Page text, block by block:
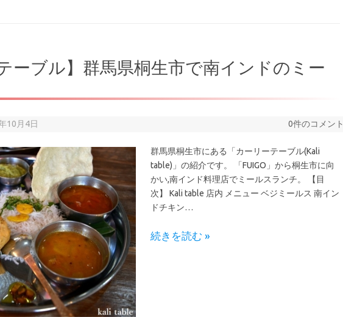
ーブル】群馬県桐生市で南インドのミー
10月4日 0件のコメント
群馬県桐生市にある「カーリーテーブル(Kali
table)」の紹介です。 「FUIGO」から桐生市に向
かい,南インド料理店でミールスランチ。 【目
次】 Kali table 店内 メニュー ベジミールス 南イン
ドチキン…
続きを読む »